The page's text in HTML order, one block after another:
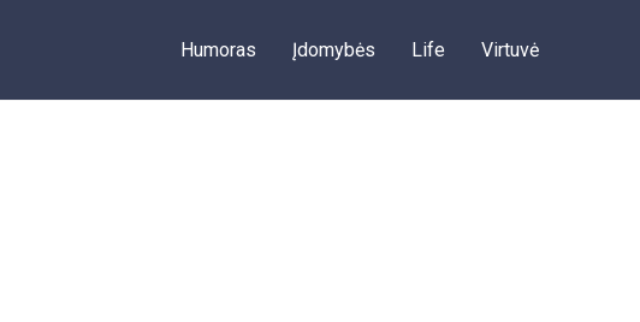
Humoras Įdomybės Life Virtuvė